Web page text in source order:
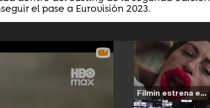
el pase a Eurovisión 2023.
Filmin estrena el tráiler de 'Millennial Mal', su nueva comedia universitaria de la mano de Lorena Iglesias